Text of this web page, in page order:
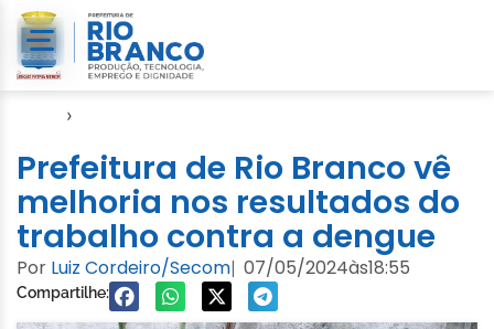
›
Prefeitura de Rio Branco vê
melhoria nos resultados do
trabalho contra a dengue
Por Luiz Cordeiro/Secom| 07/05/2024às18:55
Compartilhe: